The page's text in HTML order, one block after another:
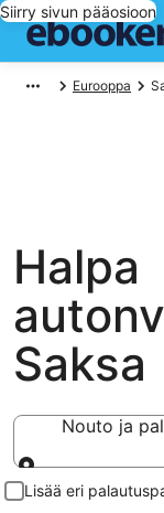
Siirry sivun pääosioon
Eurooppa
Halpa
Saksa
Nouto ja
Nouto ja
Lisää eri